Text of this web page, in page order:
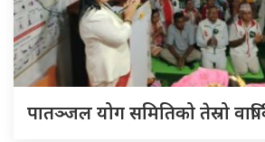
पातञ्जल योग समितिको तेस्रो